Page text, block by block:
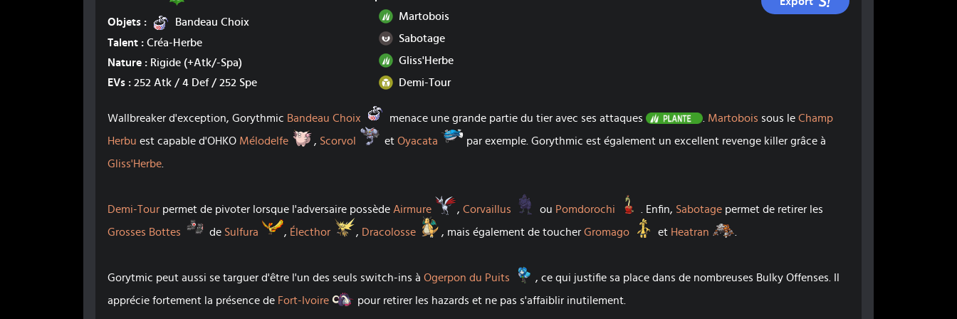
Objets : Bandeau Choix
Bandeau Choix
Talent : Créa-Herbe
Nature : Rigide (+Atk/-Spa)
EVs : 252 Atk / 4 Def / 252 Spe
Plante
Martobois
Ténèbres
Sabotage
Plante
Gliss'Herbe
Insecte
Demi-Tour
Wallbreaker d'exception, Gorythmic Bandeau Choix Bandeau Choix
menace une grande partie du tier avec ses attaques Plante
Martobois sous le Champ
Herbu est capable d'OHKO Mélodelfe Mélodelfe
, Scorvol Scorvol
et Oyacata Oyacata
par exemple. Gorythmic est également un excellent revenge killer grâce à
Gliss'Herbe
Demi-Tour permet de pivoter lorsque l'adversaire possède Airmure Airmure
, Corvaillus Corvaillus
ou Pomdorochi Pomdorochi
. Enfin, Sabotage permet de retirer les
Grosses Bottes
Grosses Bottes
de Sulfura Sulfura
, Électhor Électhor
, Dracolosse Dracolosse
, mais également de toucher Gromago Gromago
et Heatran
Gorytmic peut aussi se targuer d'être l'un des seuls switch-ins à Ogerpon du Puits Ogerpon du Puits
, ce qui justifie sa place dans de nombreuses Bulky Offenses. Il
apprécie fortement la présence de Fort-Ivoire Fort-Ivoire
pour retirer les hazards et ne pas s'affaiblir inutilement.